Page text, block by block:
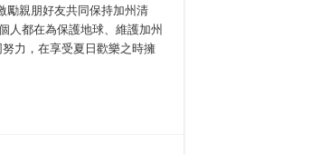
勵親朋好友共同保持加州清
人都在為保護地球、維護加州
力，在享受夏日歡樂之時擁